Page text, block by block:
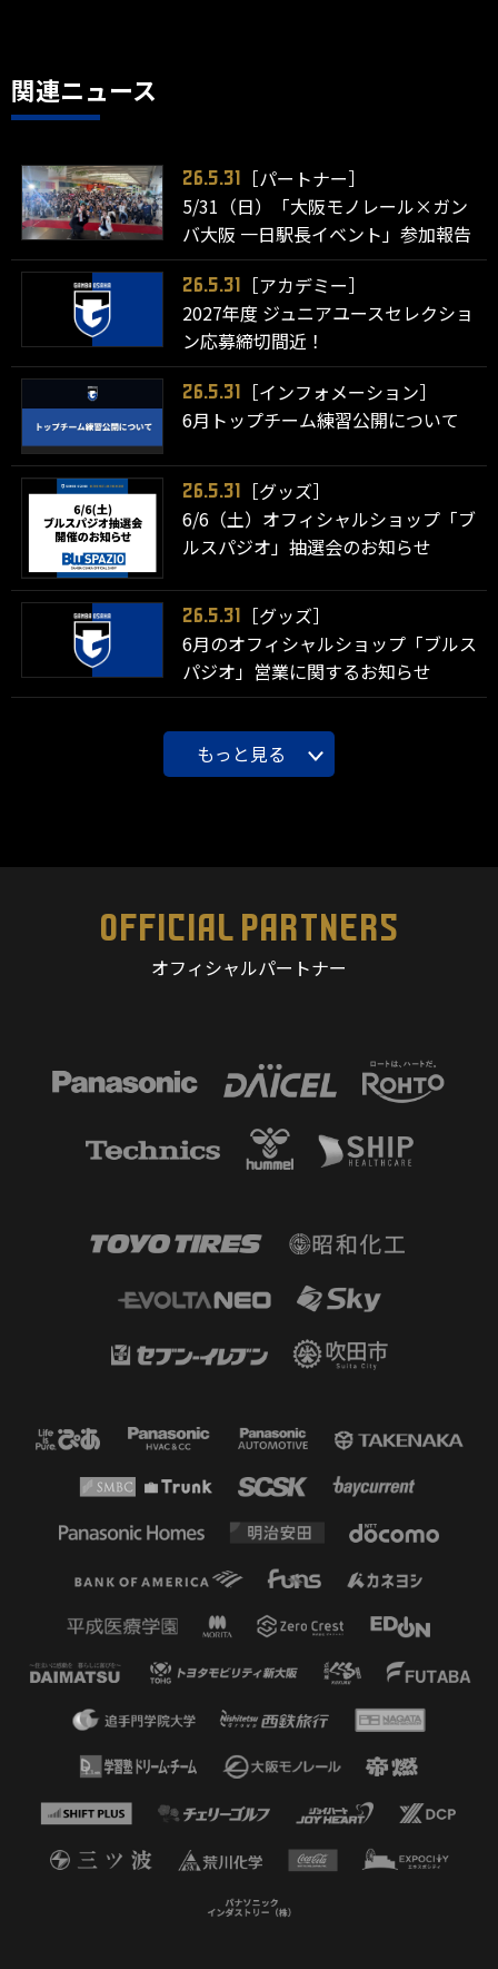
関連ニュース
26.5.31
［パートナー］
5/31（日）「大阪モノレール×ガン
バ大阪 一日駅長イベント」参加報告
26.5.31
［アカデミー］
2027年度 ジュニアユースセレクショ
ン応募締切間近！
26.5.31
［インフォメーション］
6月トップチーム練習公開について
26.5.31
［グッズ］
6/6（土）オフィシャルショップ「ブ
ルスパジオ」抽選会のお知らせ
26.5.31
［グッズ］
6月のオフィシャルショップ「ブルス
パジオ」営業に関するお知らせ
もっと見る
OFFICIAL PARTNERS
オフィシャルパートナー